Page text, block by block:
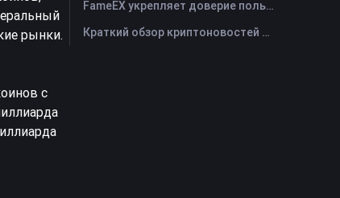
рынки.
с
FameEX укрепляет доверие пользователей благодаря восьми годам стабильной работы и глобальному росту
Краткий обзор криптоновостей FameEX за сегодня | 28 июля 2026 г